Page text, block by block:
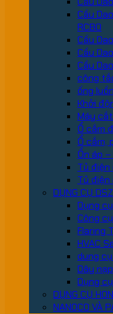
Cầu
RCBO
Cầu
Cầu
Cầu
công
ống
Khởi
Máy
Ổ cắm
Ổ cắm,
Ổn áp
Tủ điện
Tủ điện
DỤNG CỤ
Dụng
Công
Flaring
HVAC
dung
Dây
Dụng
DỤNG CỤ
NANOCO VÀ